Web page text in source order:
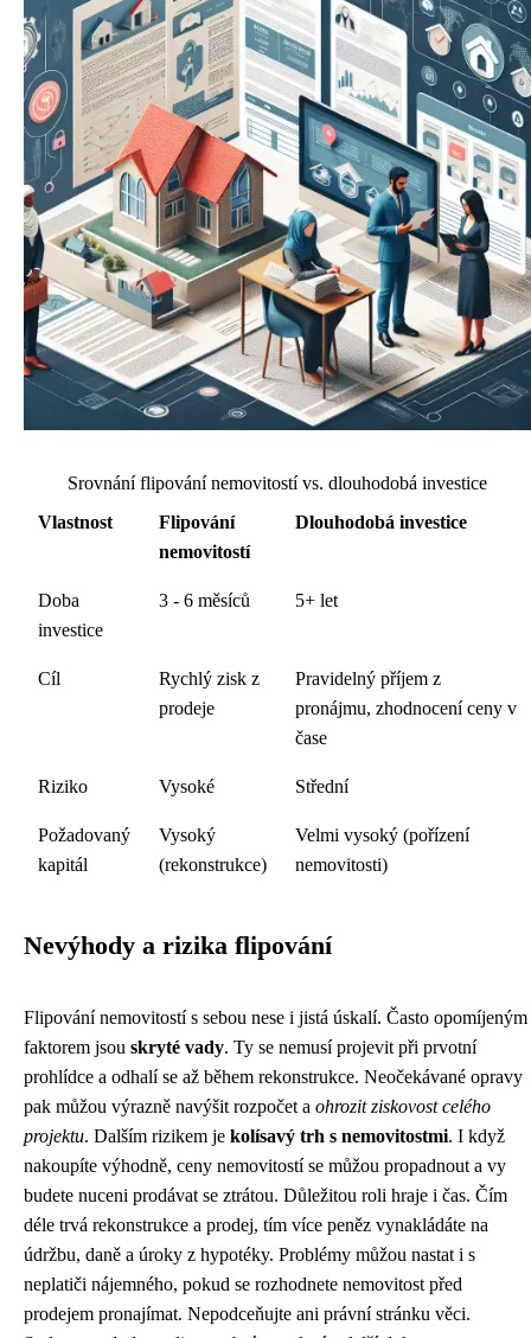
Srovnání flipování nemovitostí vs. dlouhodobá investice
Vlastnost
Flipování
nemovitostí
Dlouhodobá investice
Doba
investice
3 - 6 měsíců 5+ let
Cíl
Rychlý zisk z
prodeje
Pravidelný příjem z
pronájmu, zhodnocení ceny v
čase
Riziko Vysoké Střední
Požadovaný
kapitál
Vysoký
(rekonstrukce)
Velmi vysoký (pořízení
nemovitosti)
Nevýhody a rizika flipování
Flipování nemovitostí s sebou nese i jistá úskalí. Často opomíjeným
faktorem jsou skryté vady. Ty se nemusí projevit při prvotní
prohlídce a odhalí se až během rekonstrukce. Neočekávané opravy
pak můžou výrazně navýšit rozpočet a ohrozit ziskovost celého
projektu. Dalším rizikem je kolísavý trh s nemovitostmi. I když
nakoupíte výhodně, ceny nemovitostí se můžou propadnout a vy
budete nuceni prodávat se ztrátou. Důležitou roli hraje i čas. Čím
déle trvá rekonstrukce a prodej, tím více peněz vynakládáte na
údržbu, daně a úroky z hypotéky. Problémy můžou nastat i s
neplatiči nájemného, pokud se rozhodnete nemovitost před
prodejem pronajímat. Nepodceňujte ani právní stránku věci.